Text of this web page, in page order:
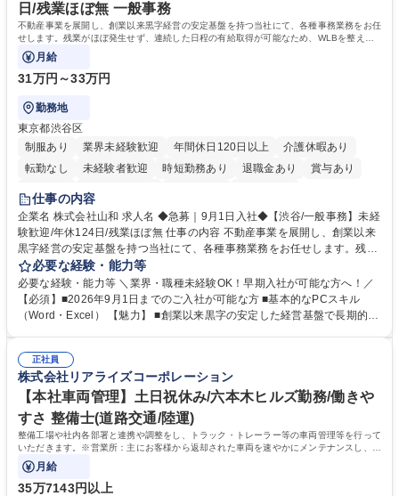
日/残業ほぼ無 一般事務
不動産事業を展開し、創業以来黒字経営の安定基盤を持つ当社にて、各種事務業務をお任
せします。残業がほぼ発生せず、連続した日程の有給取得が可能なため、WLBを整えた
い方にお勧めの環境です！
月給
31万円～33万円
勤務地
東京都渋谷区
制服あり
業界未経験歓迎 年間休日120日以上
介護休暇あり
転勤なし
未経験者歓迎 時短勤務あり 退職金あり
賞与あり
育休あり
完全週休2日制
仕事の内容
企業名 株式会社山和 求人名 ◆急募｜9月1日入社◆【渋谷/一般事務】未経
験歓迎/年休124日/残業ほぼ無 仕事の内容 不動産事業を展開し、創業以来
黒字経営の安定基盤を持つ当社にて、各種事務業務をお任せします。残業
がほぼ発生せず、連続した日程の有給取得が可能なため、WLBを整えたい
方にお勧めの環境です！ 入社後はOJTを通じて丁寧に研修を行いますの
で、事務未経験の方でも安心して臨むことができます。 【業務詳細】■電
話・来客対応 ■物件の鍵や社内の備品管理 ■データ入力や書類作成 ■契約
必要な経験・能力等
必要な経験・能力等 ＼業界・職種未経験OK！早期入社が可能な方へ！／
【必須】■2026年9月1日までのご入社が可能な方 ■基本的なPCスキル
（Word・Excel） 【魅力】 ■創業以来黒字の安定した経営基盤で長期的に
のOJTで業務を習得可能、未経験でもしっかりサポート 学歴・資格 学
歴：大学院 大学 高専 短大 語学力： 資格：
正社員
株式会社リアライズコーポレーション
【本社車両管理】土日祝休み/六本木ヒルズ勤務/働きや
すさ 整備士(道路交通/陸運)
整備工場や社内各部署と連携や調整をし、トラック・トレーラー等の車両管理等を行って
いただきます。※営業所：主にお客様から返却された車両を速やかにメンテナンスし、次
のお客様にお貸し出しするための拠点
月給
35万7143円以上